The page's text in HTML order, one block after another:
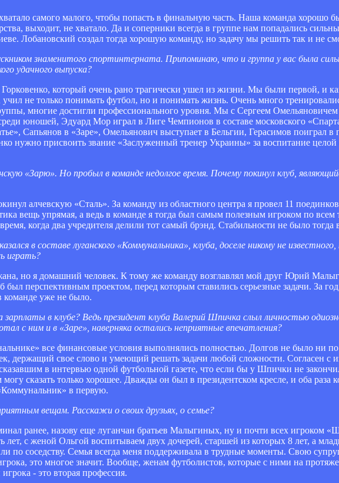
самого малого, чтобы попасть в финальную часть. Наша команда хорошо
выходит, не хватало. Да и соперники всегда в группе нам попадались
Лобановский создал тогда хорошую команду, но задачу мы решить так и не
знаменитого спортинтерната. Припоминаю, что и группа у вас была
удачного выпуска?
который очень рано трагически ушел из жизни. Мы были первой, и
не только понимать футбол, но и понимать жизнь. Очень много
многие достигли профессионального уровня. Мы с Сергеем Омельяновичем
юношей, Эдуард Мор играл в Лиге Чемпионов в составе московского
Сапьянов в «Заре», Омельянович выступает в Бельгии, Герасимов поиграл в
нужно присвоить звание «Заслуженный тренер Украины» за воспитание
«Зарю». Но пробыл в команде недолгое время. Почему покинул клуб,
алчевскую «Сталь». За команду из областного центра я провел 11
вещь упрямая, а ведь в команде я тогда был самым полезным игроком по всем
когда два учредителя делили тот самый брэнд. Стабильности не было тогда
в составе луганского «Коммунальника», клуба, доселе никому не известного,
играть?
но я домашний человек. К тому же команду возглавлял мой друг Юрий
перспективным проектом, перед которым ставились серьезные задачи. За
уже не было.
в клубе? Ведь президент клуба Валерий Шпичка слыл личностью
с ним и в «Заре», наверняка остались неприятные впечатления?
все финансовые условия выполнялись полностью. Долгов не было ни по
держащий свое слово и умеющий решать задачи любой сложности. Согласен с
в интервью одной футбольной газете, что если бы у Шпички не
сказать только хорошее. Дважды он был в президентском кресле, и оба раза
в первую.
вещам. Расскажи о своих друзьях, о семье?
ранее, назову еще луганчан братьев Малыгиных, ну и почти всех игроком
лет, с женой Ольгой воспитываем двух дочерей, старшей из которых 8 лет, а
по соседству. Семья всегда меня поддерживала в трудные моменты. Свою
это многое значит. Вообще, женам футболистов, которые с ними на
- это вторая профессия.